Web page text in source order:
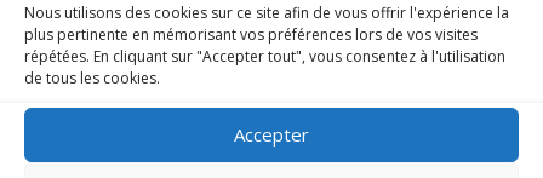
Nous utilisons des cookies sur ce site afin de vous offrir l'expérience la
plus pertinente en mémorisant vos préférences lors de vos visites
répétées. En cliquant sur "Accepter tout", vous consentez à l'utilisation
de tous les cookies.
Accepter